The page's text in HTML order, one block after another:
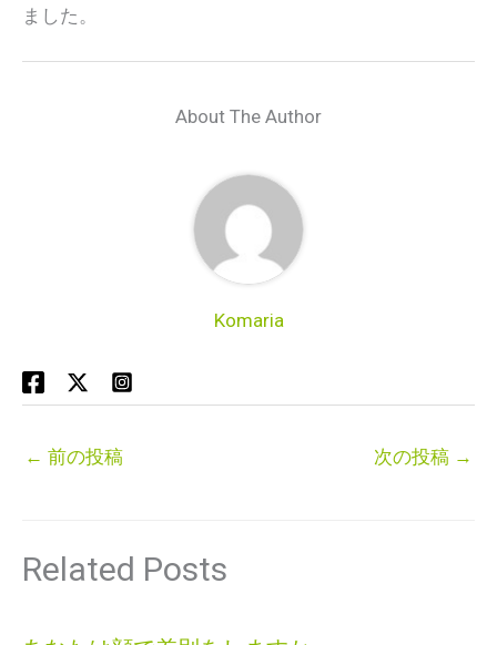
ました。
About The Author
Komaria
← 前の投稿 次の投稿 →
Related Posts